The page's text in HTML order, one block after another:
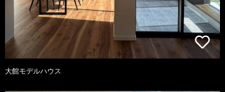
大館モデルハウス